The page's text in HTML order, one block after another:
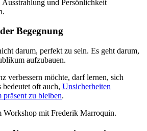
und Persönlichkeit
Begegnung
darum, perfekt zu sein. Es geht darum,
aufzubauen.
verbessern möchte, darf lernen, sich
bedeutet oft auch, Unsicherheiten
präsent zu bleiben.
Workshop mit Frederik Marroquin.